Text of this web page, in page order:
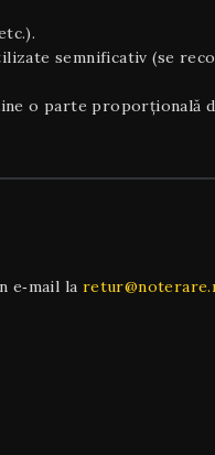
semnificativ (se
o parte proporțională
e‑mail la